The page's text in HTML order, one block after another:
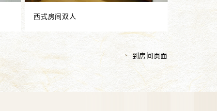
西式房间双人
到房间页面